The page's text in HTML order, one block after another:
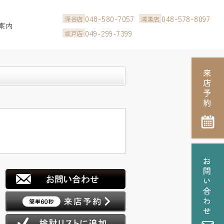
内
深谷店 048-580-7057 鴻巣店 048-578-8097
坂戸店 049-299-7399